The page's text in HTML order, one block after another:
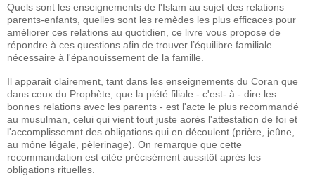
Quels sont les enseignements de l'Islam au sujet des relations
parents-enfants, quelles sont les remèdes les plus efficaces pour
améliorer ces relations au quotidien, ce livre vous propose de
répondre à ces questions afin de trouver l’équilibre familiale
nécessaire à l'épanouissement de la famille.
Il apparait clairement, tant dans les enseignements du Coran que
dans ceux du Prophète, que la piété filiale - c'est- à - dire les
bonnes relations avec les parents - est l'acte le plus recommandé
au musulman, celui qui vient tout juste aorès l'attestation de foi et
l'accomplissemnt des obligations qui en découlent (prière, jeûne,
au mône légale, pèlerinage). On remarque que cette
recommandation est citée précisément aussitôt après les
obligations rituelles.